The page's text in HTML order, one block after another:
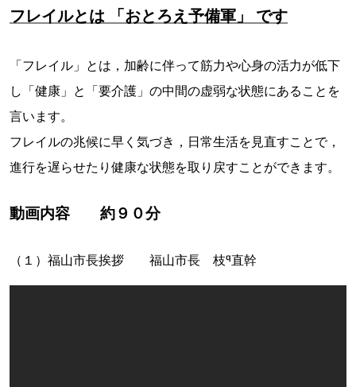
フレイルとは 「おとろえ予備軍」 です
「フレイル」とは，加齢に伴って筋力や心身の活力が低下
し「健康」と「要介護」の中間の虚弱な状態にあることを
言います。
フレイルの兆候に早く気づき，日常生活を見直すことで，
進行を遅らせたり健康な状態を取り戻すことができます。
動画内容 約９０分
（１）福山市長挨拶 福山市長 枝直幹